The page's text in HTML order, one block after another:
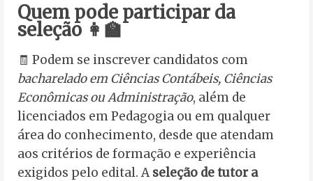
Quem pode participar da
seleção 👩‍🏫
🧾 Podem se inscrever candidatos com
bacharelado em Ciências Contábeis, Ciências
Econômicas ou Administração, além de
licenciados em Pedagogia ou em qualquer
área do conhecimento, desde que atendam
aos critérios de formação e experiência
exigidos pelo edital. A seleção de tutor a